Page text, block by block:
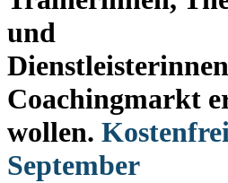
und
Coachingmarkt
wollen.
September